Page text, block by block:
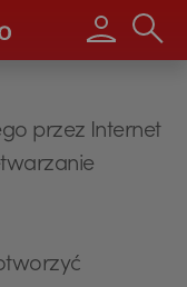
Wpisz
przez Internet